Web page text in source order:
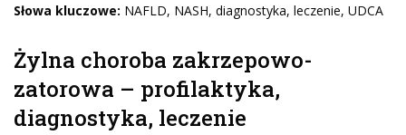
Słowa kluczowe: NAFLD, NASH, diagnostyka, leczenie, UDCA
Żylna choroba zakrzepowo-
zatorowa – profilaktyka,
diagnostyka, leczenie